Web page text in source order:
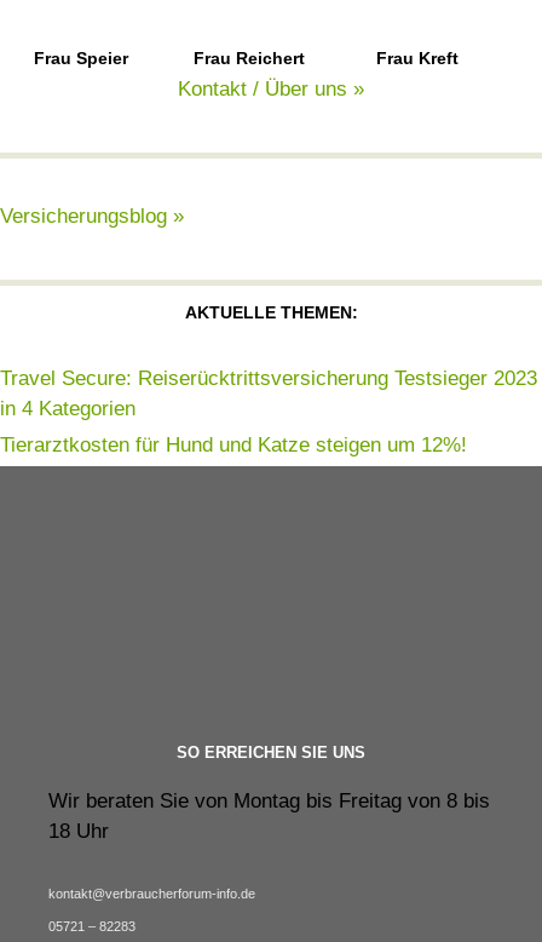
Frau Speier Frau Reichert Frau Kreft
Kontakt / Über uns »
Versicherungsblog »
AKTUELLE THEMEN:
Travel Secure: Reiserücktrittsversicherung Testsieger 2023
in 4 Kategorien
Tierarztkosten für Hund und Katze steigen um 12%!
SO ERREICHEN SIE UNS
Wir beraten Sie von Montag bis Freitag von 8 bis
18 Uhr
kontakt@verbraucherforum-info.de
05721 – 82283